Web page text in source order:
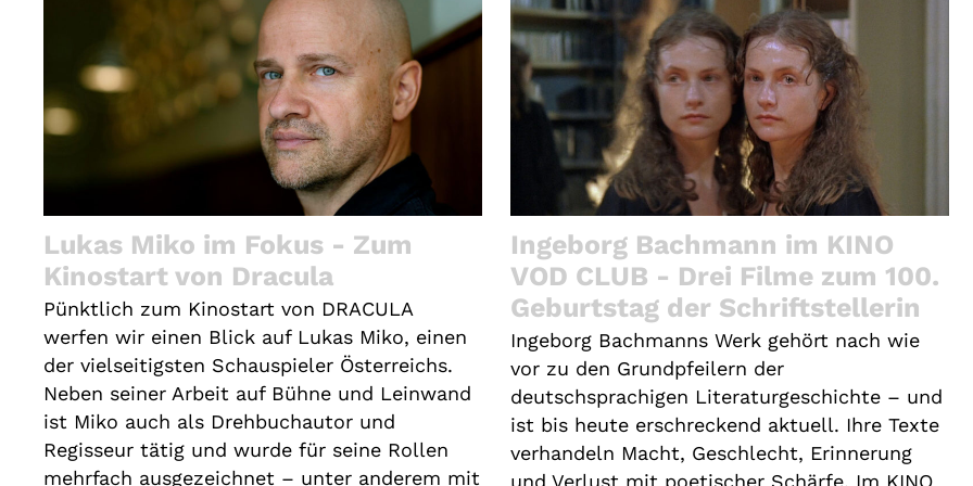
Lukas Miko im Fokus - Zum
Kinostart von Dracula
Pünktlich zum Kinostart von DRACULA
werfen wir einen Blick auf Lukas Miko, einen
der vielseitigsten Schauspieler Österreichs.
Neben seiner Arbeit auf Bühne und Leinwand
ist Miko auch als Drehbuchautor und
Regisseur tätig und wurde für seine Rollen
mehrfach ausgezeichnet – unter anderem mit
Ingeborg Bachmann im KINO
VOD CLUB - Drei Filme zum 100.
Geburtstag der Schriftstellerin
Ingeborg Bachmanns Werk gehört nach wie
vor zu den Grundpfeilern der
deutschsprachigen Literaturgeschichte – und
ist bis heute erschreckend aktuell. Ihre Texte
verhandeln Macht, Geschlecht, Erinnerung
und Verlust mit poetischer Schärfe. Im KINO